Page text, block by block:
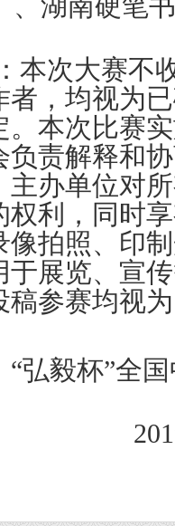
本次大赛不
者，均视为
。本次比赛
负责解释和
主办单位对
权利，同时
像拍照、印
于展览、宣
稿参赛均视
国中小